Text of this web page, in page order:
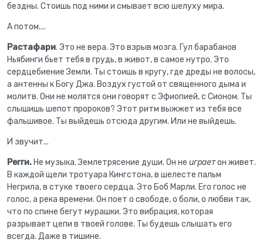
бездны. Стоишь под ними и смывает всю шелуху мира.
А потом....
Растафари. Это не вера. Это взрыв мозга. Гул барабанов
Ньябинги бьет тебя в грудь, в живот, в самое нутро. Это
сердцебиение Земли. Ты стоишь в кругу, где дреды не волосы,
а антенны к Богу Джа. Воздух густой от священного дыма и
молитв. Они не молятся они говорят с Эфиопией, с Сионом. Ты
слышишь шепот пророков? Этот ритм выжжет из тебя все
фальшивое. Ты выйдешь отсюда другим. Или не выйдешь.
И звучит...
Регги. Не музыка. Землетрясение души. Он не играетон живет.
В каждой щели тротуара Кингстона, в шелесте пальм
Негрила, в стуке твоего сердца. Это Боб Марли. Его голос не
голос, а река времени. Он поет о свободе, о боли, о любви так,
что по спине бегут мурашки. Это вибрация, которая
разрывает цепи в твоей голове. Ты будешь слышать его
всегда. Даже в тишине.